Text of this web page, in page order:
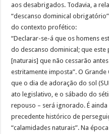
aos desabrigados. Todavia, a
“descanso dominical
do contexto profético:
“Declarar-se-á que os homens
do descanso dominical; que
[naturais] que não cessarão
estritamente imposta”. O
que o dia de adoração do sol
ato legislativo, e o sábado do
repouso – será ignorado. É
precedente histórico de
“calamidades naturais”. Na